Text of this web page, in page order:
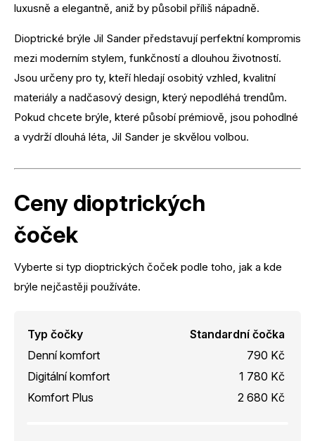
luxusně a elegantně, aniž by působil příliš nápadně.
Dioptrické brýle Jil Sander představují perfektní kompromis
mezi moderním stylem, funkčností a dlouhou životností.
Jsou určeny pro ty, kteří hledají osobitý vzhled, kvalitní
materiály a nadčasový design, který nepodléhá trendům.
Pokud chcete brýle, které působí prémiově, jsou pohodlné
a vydrží dlouhá léta, Jil Sander je skvělou volbou.
Ceny dioptrických
čoček
Vyberte si typ dioptrických čoček podle toho, jak a kde
brýle nejčastěji používáte.
Typ čočky
Standardní čočka
Denní komfort
790 Kč
Digitální komfort
1 780 Kč
Komfort Plus
2 680 Kč